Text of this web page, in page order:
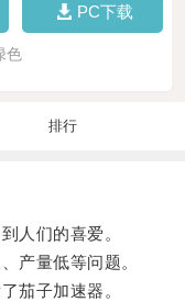
PC下载
色
排行
人们的喜爱。
量低等问题。
茄子加速器。